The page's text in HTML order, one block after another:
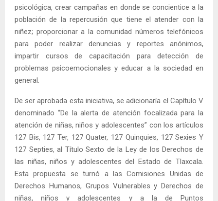
psicológica, crear campañas en donde se concientice a la
población de la repercusión que tiene el atender con la
niñez; proporcionar a la comunidad números telefónicos
para poder realizar denuncias y reportes anónimos,
impartir cursos de capacitación para detección de
problemas psicoemocionales y educar a la sociedad en
general.
De ser aprobada esta iniciativa, se adicionaría el Capítulo V
denominado “De la alerta de atención focalizada para la
atención de niñas, niños y adolescentes” con los artículos
127 Bis, 127 Ter, 127 Quater, 127 Quinquies, 127 Sexies Y
127 Septies, al Título Sexto de la Ley de los Derechos de
las niñas, niños y adolescentes del Estado de Tlaxcala.
Esta propuesta se turnó a las Comisiones Unidas de
Derechos Humanos, Grupos Vulnerables y Derechos de
niñas, niños y adolescentes y a la de Puntos